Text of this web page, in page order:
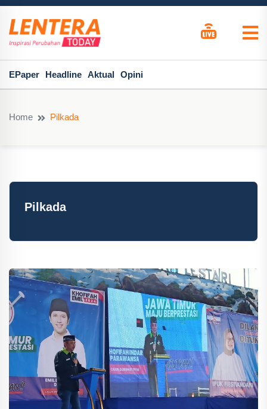
EPaper Headline Aktual Opini
Home Pilkada
Pilkada